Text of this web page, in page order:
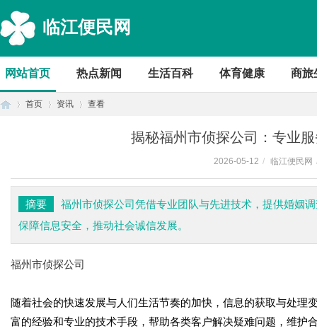
临江便民网
网站首页 热点新闻 生活百科 体育健康 商旅
首页 资讯 查看
揭秘福州市侦探公司：专业
2026-05-12 / 临江便民网
摘要
福州市侦探公司凭借专业团队与先进技术，提供婚姻
保障信息安全，推动社会诚信发展。
福州市侦探公司
随着社会的快速发展与人们生活节奏的加快，信息的获取与处
富的经验和专业的技术手段，帮助各类客户解决疑难问题，维护